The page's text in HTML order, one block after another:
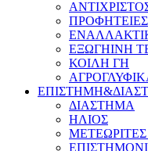
ΠΡΟΦΗΤΕΙΕΣ
ΕΞΩΓΗΙΝΗ
ΚΟΙΛΗ ΓΗ
ΔΙΑΣΤΗΜΑ
ΗΛΙΟΣ
ΜΕΤΕΩΡΙΤΕΣ